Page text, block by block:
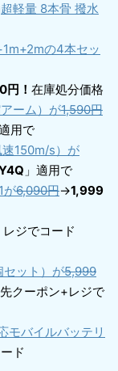
軽量 8本骨 撥水
の4本セッ
！ 在庫処分価格
ーム）が1,590円
用で
150m/s）が
」適用で
が6,090円→1,999
レジでコード
ット）が5,999
クーポン+レジで
モバイルバッテリ
ド